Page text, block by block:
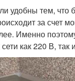
удобны тем, что
за счет
Именно
как 220 В, так